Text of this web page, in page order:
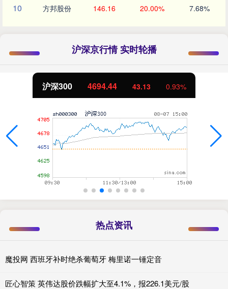
10 方邦股份 146.16 20.00% 7.68%
沪深京行情 实时轮播
沪深300 4694.44 43.13 0.93%
热点资讯
魔投网 西班牙补时绝杀葡萄牙 梅里诺一锤定音
匠心智策 英伟达股价跌幅扩大至4.1%，报226.1美元/股